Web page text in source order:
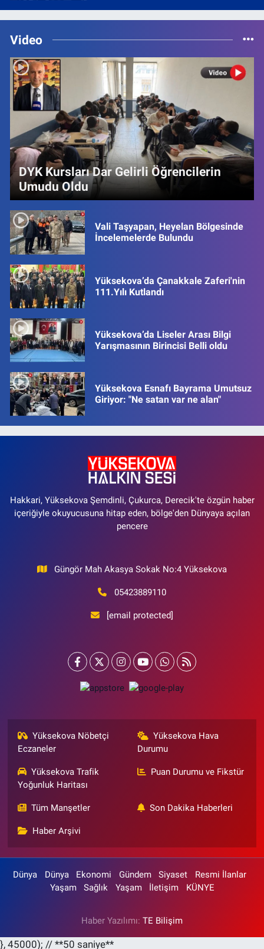
Video
DYK Kursları Dar Gelirli Öğrencilerin
Umudu Oldu
Vali Taşyapan, Heyelan Bölgesinde
İncelemelerde Bulundu
Yüksekova’da Çanakkale Zaferi'nin
111.Yılı Kutlandı
Yüksekova’da Liseler Arası Bilgi
Yarışmasının Birincisi Belli oldu
Yüksekova Esnafı Bayrama Umutsuz
Giriyor: "Ne satan var ne alan"
Hakkari, Yüksekova Şemdinli, Çukurca, Derecik'te özgün haber
içeriğiyle okuyucusuna hitap eden, bölge'den Dünyaya açılan
pencere
Güngör Mah Akasya Sokak No:4 Yüksekova
05423889110
[email protected]
Yüksekova Nöbetçi
Eczaneler
Yüksekova Hava
Durumu
Yüksekova Trafik
Yoğunluk Haritası
Puan Durumu ve Fikstür
Tüm Manşetler Son Dakika Haberleri
Haber Arşivi
Dünya Dünya Ekonomi Gündem Siyaset
Resmi İlanlar
Yaşam
Sağlık Yaşam İletişim KÜNYE
Haber Yazılımı: TE Bilişim
}, 45000); // **50 saniye**